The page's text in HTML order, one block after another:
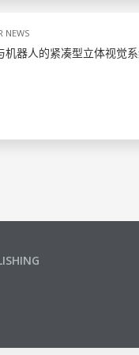
NEWS
机器人的紧凑型立体视觉